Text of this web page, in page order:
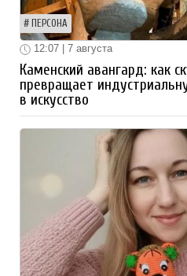
ПЕРСОНА
12:07 | 7 августа
Каменский авангард: как
превращает
в искусство